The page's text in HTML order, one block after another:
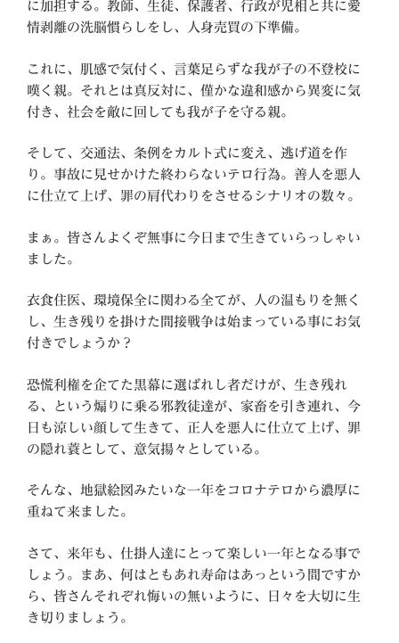
に加担する。教師、生徒、保護者、行政が児相と共に愛
情剥離の洗脳慣らしをし、人身売買の下準備。
これに、肌感で気付く、言葉足らずな我が子の不登校に
嘆く親。それとは真反対に、僅かな違和感から異変に気
付き、社会を敵に回しても我が子を守る親。
そして、交通法、条例をカルト式に変え、逃げ道を作
り。事故に見せかけた終わらないテロ行為。善人を悪人
に仕立て上げ、罪の肩代わりをさせるシナリオの数々。
まぁ。皆さんよくぞ無事に今日まで生きていらっしゃい
ました。
衣食住医、環境保全に関わる全てが、人の温もりを無く
し、生き残りを掛けた間接戦争は始まっている事にお気
付きでしょうか？
恐慌利権を企てた黒幕に選ばれし者だけが、生き残れ
る、という煽りに乗る邪教徒達が、家畜を引き連れ、今
日も涼しい顔して生きて、正人を悪人に仕立て上げ、罪
の隠れ蓑として、意気揚々としている。
そんな、地獄絵図みたいな一年をコロナテロから濃厚に
重ねて来ました。
さて、来年も、仕掛人達にとって楽しい一年となる事で
しょう。まあ、何はともあれ寿命はあっという間ですか
ら、皆さんそれぞれ悔いの無いように、日々を大切に生
き切りましょう。